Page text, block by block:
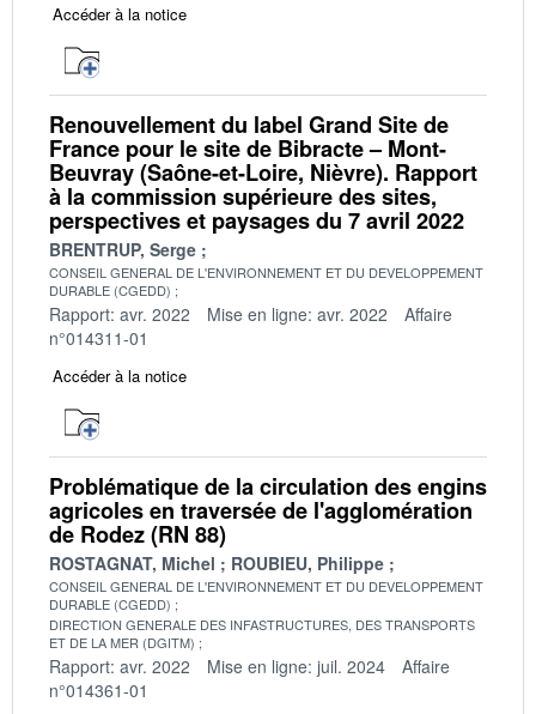
Accéder à la notice
Renouvellement du label Grand Site de
France pour le site de Bibracte – Mont-
Beuvray (Saône-et-Loire, Nièvre). Rapport
à la commission supérieure des sites,
perspectives et paysages du 7 avril 2022
BRENTRUP, Serge
CONSEIL GENERAL DE L'ENVIRONNEMENT ET DU DEVELOPPEMENT
DURABLE (CGEDD)
Rapport: avr. 2022 Mise en ligne: avr. 2022
Affaire
n°014311-01
Accéder à la notice
Problématique de la circulation des engins
agricoles en traversée de l'agglomération
de Rodez (RN 88)
ROSTAGNAT, Michel ROUBIEU, Philippe
CONSEIL GENERAL DE L'ENVIRONNEMENT ET DU DEVELOPPEMENT
DURABLE (CGEDD)
DIRECTION GENERALE DES INFASTRUCTURES, DES TRANSPORTS
ET DE LA MER (DGITM)
Rapport: avr. 2022 Mise en ligne: juil. 2024
Affaire
n°014361-01